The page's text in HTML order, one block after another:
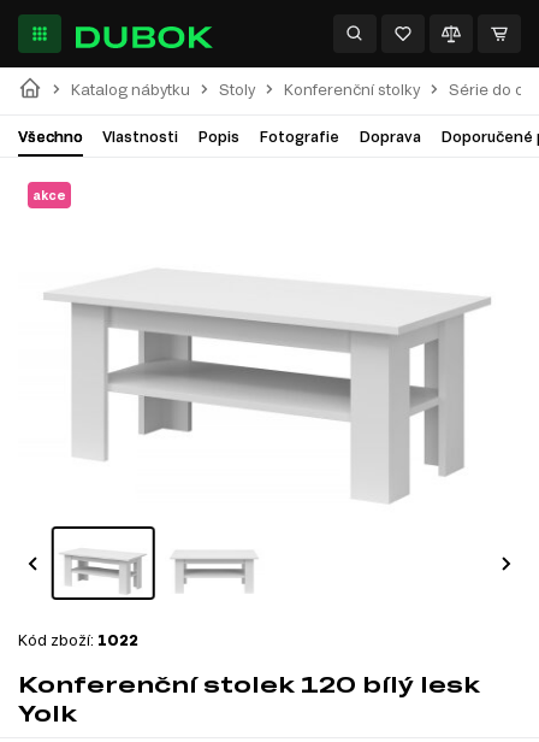
Katalog nábytku Stoly Konferenční stolky Série do
Všechno Vlastnosti Popis Fotografie Doprava Doporučené
akce
Kód zboží: 1022
Konferenční stolek 120 bílý lesk
Yolk